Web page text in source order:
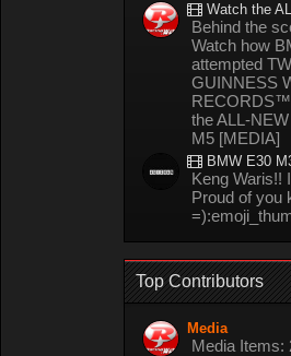
Watch the ALL-NEW BMW M5 refuel mid-drift to take TWO
Behind the
Watch how
attempted
GUINNESS
the ALL-
M5 [MEDIA]
BMW E30 M3 at Bira circuit
Keng Waris!!
Proud of you
Top Contributors
Media
Media Items: